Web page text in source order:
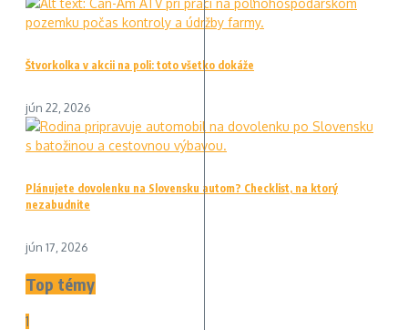
Štvorkolka v akcii na poli: toto všetko dokáže
jún 22, 2026
Plánujete dovolenku na Slovensku autom? Checklist, na ktorý
nezabudnite
jún 17, 2026
Top témy
1